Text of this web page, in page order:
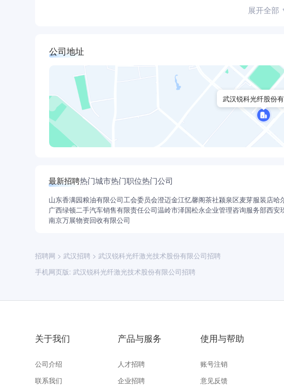
展开全部
公司地址
武汉锐科光纤股份
最新招聘热门城市热门职位热门公司
山东香满园粮油有限公司工会委员会澄迈金江忆馨阁茶社颍泉区麦芽服装店哈
广西绿顿二手汽车销售有限责任公司温岭市泽国松永企业管理咨询服务部西安
南京万展物资回收有限公司
招聘网 > 武汉招聘 > 武汉锐科光纤激光技术股份有限公司招聘
手机网页版: 武汉锐科光纤激光技术股份有限公司招聘
关于我们
公司介绍
联系我们
产品与服务
人才招聘
企业招聘
使用与帮助
账号注销
意见反馈